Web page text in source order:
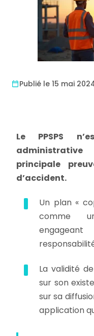
Publié le 15 mai
Le PPSPS
principale
d’accident.
Un plan «
comme
La validité
sur son
sur sa
application